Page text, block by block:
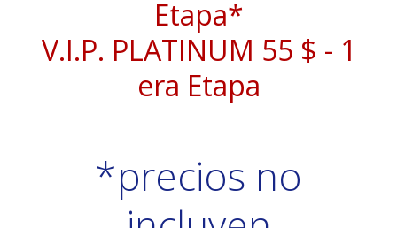
Etapa*
V.I.P. PLATINUM 55 $ - 1
era Etapa
*precios no